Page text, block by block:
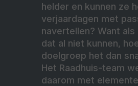
helder en kunnen ze
verjaardagen met
navertellen? Want als
dat al niet kunnen,
doelgroep het dan
Het Raadhuis-team
daarom met